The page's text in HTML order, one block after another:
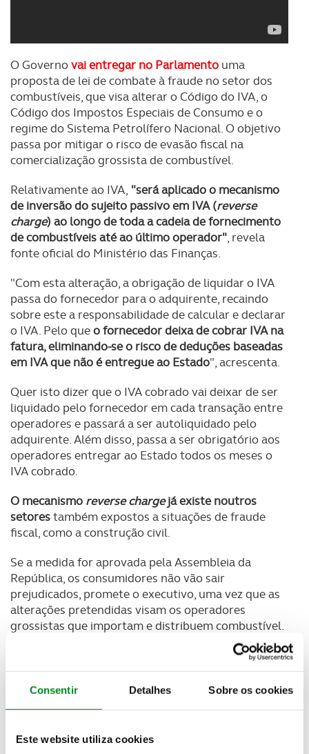
Consentir Detalhes Sobre os cookies
Este website utiliza cookies
O Governovai entregar no Parlamento uma
proposta de lei de combate à fraude no setor dos
combustíveis, que visa alterar o Código do IVA, o
Código dos Impostos Especiais de Consumo e o
regime do Sistema Petrolífero Nacional. O objetivo
passa por mitigar o risco de evasão fiscal na
comercialização grossista de combustível.
Relativamente ao IVA, "será aplicado o mecanismo
de inversão do sujeito passivo em IVA (reverse
charge) ao longo de toda a cadeia de fornecimento
de combustíveis até ao último operador", revela
fonte oficial do Ministério das Finanças.
"Com esta alteração, a obrigação de liquidar o IVA
passa do fornecedor para o adquirente, recaindo
sobre este a responsabilidade de calcular e declarar
o IVA. Pelo queo fornecedor deixa de cobrar IVA na
fatura, eliminando-se o risco de deduções baseadas
em IVA que não é entregue ao Estado", acrescenta.
Quer isto dizer que o IVA cobrado vai deixar de ser
liquidado pelo fornecedor em cada transação entre
operadores e passará a ser autoliquidado pelo
adquirente. Além disso, passa a ser obrigatório aos
operadores entregar ao Estado todos os meses o
IVA cobrado.
O mecanismo reverse chargejá existe noutros
setorestambém expostos a situações de fraude
fiscal, como a construção civil.
Se a medida for aprovada pela Assembleia da
República, os consumidores não vão sair
prejudicados, promete o executivo, uma vez que as
alterações pretendidas visam os operadores
grossistas que importam e distribuem combustível.
Que tipo de fraude identificou o Governo para
avançar com esta medida?
Quando esse operador vende e distribui às bombas